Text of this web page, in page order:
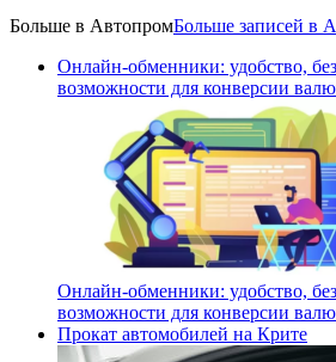
Больше в АвтопромБольше записей в
Онлайн-обменники: удобство,
возможности для конверсии
Онлайн-обменники: удобство,
возможности для конверсии
Прокат автомобилей на Крите